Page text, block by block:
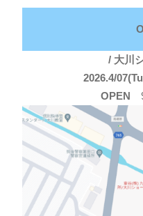
/ 大川
2026.4/
OPEN